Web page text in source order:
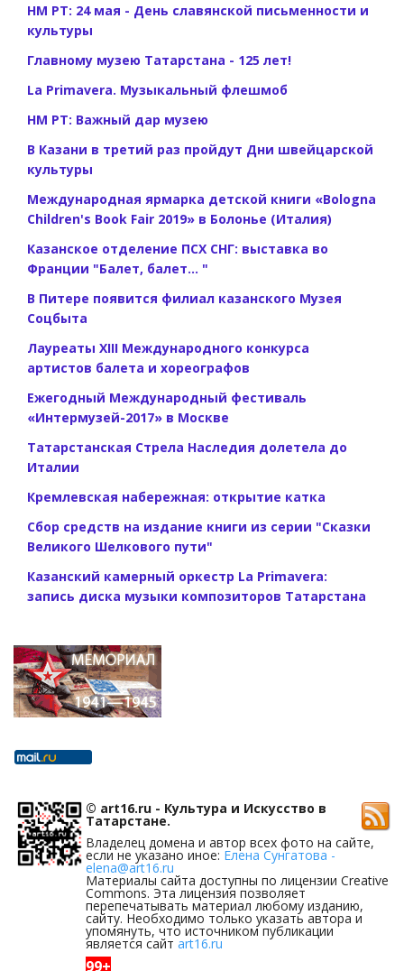
НМ РТ: 24 мая - День славянской письменности и
культуры
Главному музею Татарстана - 125 лет!
La Primavera. Музыкальный флешмоб
НМ РТ: Важный дар музею
В Казани в третий раз пройдут Дни швейцарской
культуры
Международная ярмарка детской книги «Bologna
Children's Book Fair 2019» в Болонье (Италия)
Казанское отделение ПСХ СНГ: выставка во
Франции "Балет, балет... "
В Питере появится филиал казанского Музея
Соцбыта
Лауреаты XIII Международного конкурса
артистов балета и хореографов
Ежегодный Международный фестиваль
«Интермузей-2017» в Москве
Татарстанская Стрела Наследия долетела до
Италии
Кремлевская набережная: открытие катка
Сбор средств на издание книги из серии "Сказки
Великого Шелкового пути"
Казанский камерный оркестр La Primavera:
запись диска музыки композиторов Татарстана
© art16.ru - Культура и Искусство в
Татарстане.
Владелец домена и автор всех фото на сайте,
если не указано иное: Елена Сунгатова -
elena@art16.ru
Материалы сайта доступны по лицензии Creative
Commons. Эта лицензия позволяет
перепечатывать материал любому изданию,
сайту. Необходимо только указать автора и
упомянуть, что источником публикации
является сайт art16.ru
99+